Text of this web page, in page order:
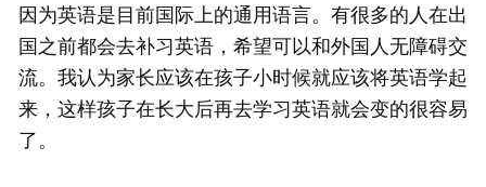
因为英语是目前国际上的通用语言。有很多的人在出
国之前都会去补习英语，希望可以和外国人无障碍交
流。我认为家长应该在孩子小时候就应该将英语学起
来，这样孩子在长大后再去学习英语就会变的很容易
了。